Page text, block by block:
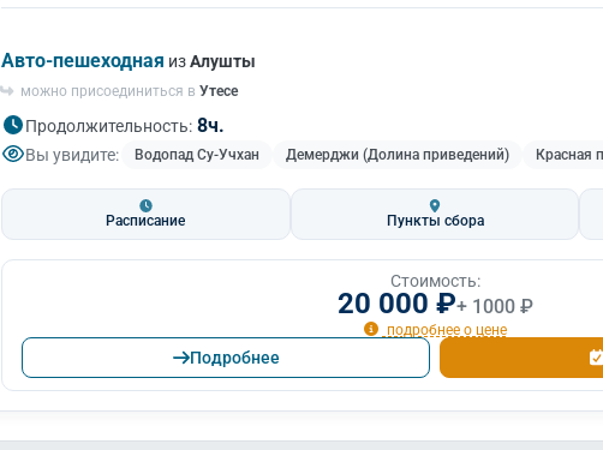
Авто-пешеходная изАлушты
можно присоединиться в Утесе
Продолжительность: 8ч.
Вы увидите: Водопад Су-Учхан Демерджи (Долина приведений) Красная
Расписание Пункты сбора
Стоимость:
20 000 ₽+ 1000 ₽
подробнее о цене
Подробнее